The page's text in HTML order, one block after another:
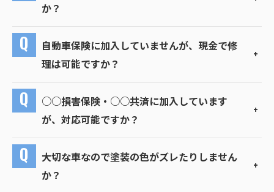
か？
自動車保険に加入していませんが、現金で修
理は可能ですか？
○○損害保険・○○共済に加入しています
が、対応可能ですか？
大切な車なので塗装の色がズレたりしません
か？